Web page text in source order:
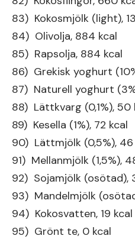
83) Kokosmjölk (light),
84) Olivolja, 884 kcal
85) Rapsolja, 884 kcal
86) Grekisk yoghurt
87) Naturell yoghurt
88) Lättkvarg (0,1%), 50
89) Kesella (1%), 72 kcal
90) Lättmjölk (0,5%), 46
91) Mellanmjölk (1,5%),
92) Sojamjölk (osötad),
93) Mandelmjölk
94) Kokosvatten, 19 kcal
95) Grönt te, 0 kcal